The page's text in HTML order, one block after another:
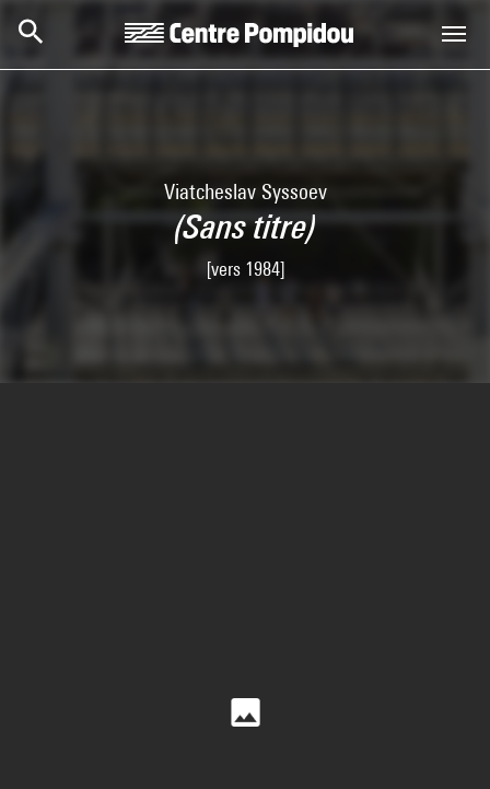
Viatcheslav Syssoev
(Sans titre)
[vers 1984]